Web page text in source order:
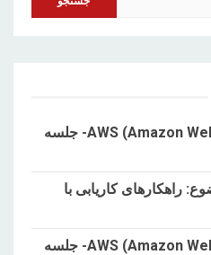
دوره آموزشی AWS (Amazon Web Services)- جلسه
موضوع: راهکارهای کاریابی با
دوره آموزشی AWS (Amazon Web Services)- جلسه